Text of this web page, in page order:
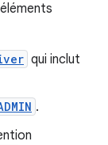
qui inclut
.